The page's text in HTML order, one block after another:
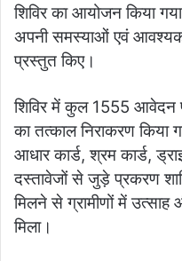
शिविर का आयोजन किया
अपनी समस्याओं एवं
प्रस्तुत किए।
शिविर में कुल 1555 आवेदन
का तत्काल निराकरण
आधार कार्ड, श्रम कार्ड,
दस्तावेजों से जुड़े प्रकरण
मिलने से ग्रामीणों में
मिला।